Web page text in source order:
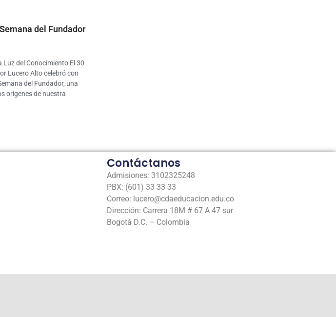
del Fundador
Luz del Conocimiento El 30
Lucero Alto celebró con
del Fundador, una
orígenes de nuestra
Contáctanos
Admisiones: 3102325248
PBX: (601) 33 33 33
Correo: lucero@cdaeducacion.edu.co
Dirección: Carrera 18M # 67 A 47 sur
Bogotá D.C. – Colombia